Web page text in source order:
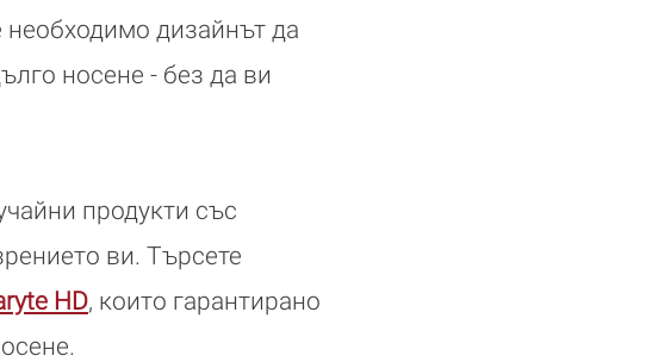
необходимо дизайнът да
носене - без да ви
продукти със
ви. Търсете
HD, които гарантирано